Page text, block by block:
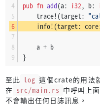
pub fn add(a: i32, b:
    trace!(target:
info!(target:
    a + b
}
至此 log 這個crate的用法
在 src/main.rs 中呼叫上
不會輸出任何日誌訊息。